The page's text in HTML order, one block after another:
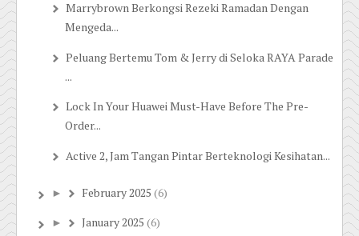
Marrybrown Berkongsi Rezeki Ramadan Dengan
Mengeda...
Peluang Bertemu Tom & Jerry di Seloka RAYA Parade
...
Lock In Your Huawei Must-Have Before The Pre-
Order...
Active 2, Jam Tangan Pintar Berteknologi Kesihatan...
► February 2025 (6)
► January 2025 (6)